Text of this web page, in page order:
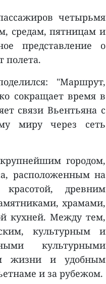
четырьмя
средам, пятницам и
представление о
полета.
"Маршрут,
сокращает время в
связи Вьентьяна с
миру через сеть
городом,
расположенным на
древним
храмами,
кухней. Между тем,
культурным и
культурными
жизни и удобным
и за рубежом.